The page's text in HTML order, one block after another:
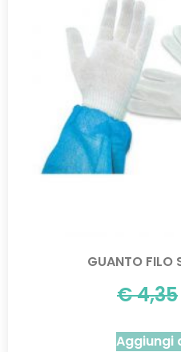
GUANTO FILO
€4,35
Aggiungi